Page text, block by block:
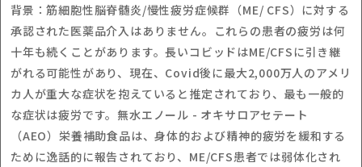
背景：筋細胞性脳脊髄炎/慢性疲労症候群（ME/ CFS）に対する
承認された医薬品介入はありません。これらの患者の疲労は何
十年も続くことがあります。長いコビッドはME/CFSに引き継
がれる可能性があり、現在、Covid後に最大2,000万人のアメリ
カ人が重大な症状を抱えていると推定されており、最も一般的
な症状は疲労です。無水エノール - オキサロアセテート
（AEO）栄養補助食品は、身体的および精神的疲労を緩和する
ために逸話的に報告されており、ME/CFS患者では弱体化され